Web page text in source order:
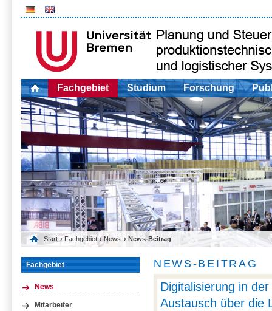
Fachgebiet Studium Forschung
Start › Fachgebiet › News › News-Beitrag
Fachgebiet
News
Mitarbeiter
NEWS-BEITRAG
Digitalisierung in
Austausch über die